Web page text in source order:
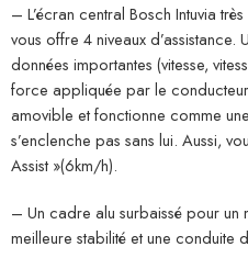
– L’écran central Bosch Intuvia
vous offre 4 niveaux d’assistance.
données importantes (vitesse,
force appliquée par le
amovible et fonctionne comme
s’enclenche pas sans lui. Aussi,
Assist »(6km/h).
– Un cadre alu surbaissé pour un
meilleure stabilité et une conduite